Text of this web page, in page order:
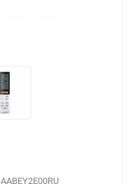
AABEY2E00RU